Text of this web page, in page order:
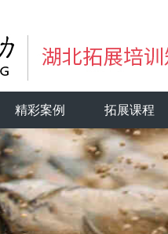
精彩案例 拓展课程